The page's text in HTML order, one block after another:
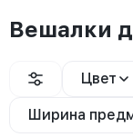
Вешалки
Цвет
Ширина